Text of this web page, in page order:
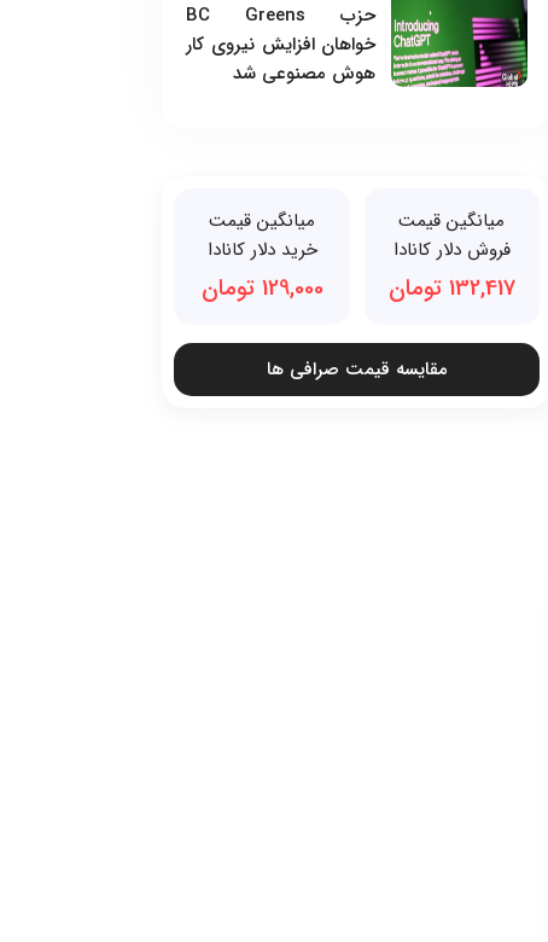
حزب BC Greens
خواهان افزایش نیروی کار
هوش مصنوعی شد
میانگین قیمت
فروش دلار کانادا
132,417 تومان
میانگین قیمت
خرید دلار کانادا
129,000 تومان
مقایسه قیمت صرافی ها